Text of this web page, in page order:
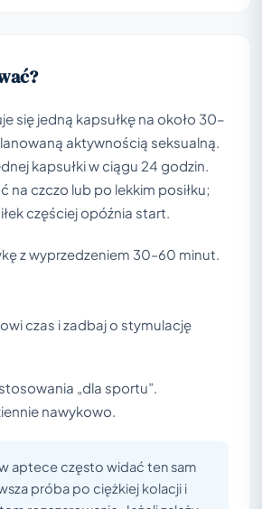
się jedną kapsułkę na około 30–
aktywnością seksualną.
kapsułki w ciągu 24 godzin.
na czczo lub po lekkim posiłku;
częściej opóźnia start.
z wyprzedzeniem 30–60 minut.
czas i zadbaj o stymulację
„dla sportu”.
nawykowo.
aptece często widać ten sam
próba po ciężkiej kolacji i